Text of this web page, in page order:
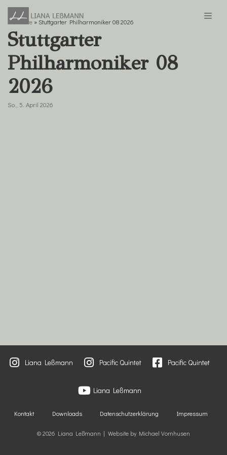
Zum
Inhalt
Startseite » Stuttgarter Philharmoniker 08 2026
Stuttgarter
Philharmoniker 08
2026
So., 5. April 2026
Liana Leßmann Pacific Quintet Pacific Quintet
Liana Leßmann
Kontakt Downloads Datenschutzerklärung Impressum
© 2026 Liana Leßmann | Website by Michael Vornhusen